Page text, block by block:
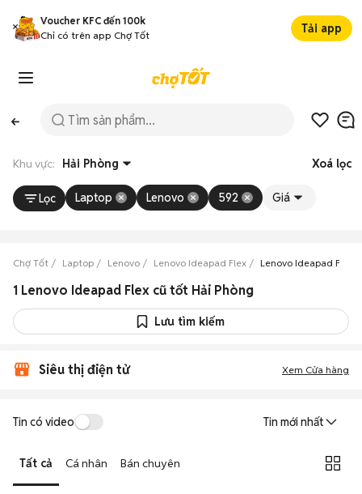
Voucher KFC đến 100k
Chỉ có trên app Chợ Tốt
Tải app
Khu vực: Hải Phòng Xoá lọc
Lọc Laptop Lenovo 592 Giá
Chợ Tốt Laptop Lenovo Lenovo Ideapad Flex Lenovo Ideapad Flex
1 Lenovo Ideapad Flex cũ tốt Hải Phòng
Lưu tìm kiếm
Siêu thị điện tử Xem Cửa hàng
Tin có video Tin mới nhất
Tất cả Cá nhân Bán chuyên